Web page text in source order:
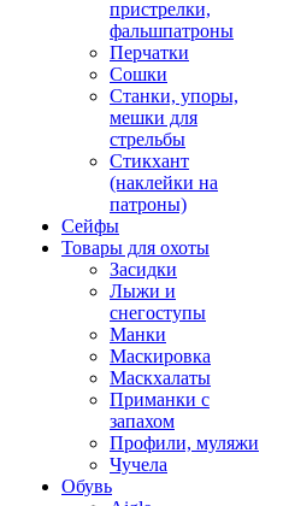
пристрелки,
фальшпатроны
Перчатки
Сошки
Станки, упоры,
мешки для
стрельбы
Стикхант
(наклейки на
патроны)
Сейфы
Товары для охоты
Засидки
Лыжи и
снегоступы
Манки
Маскировка
Маскхалаты
Приманки с
запахом
Профили, муляжи
Чучела
Обувь